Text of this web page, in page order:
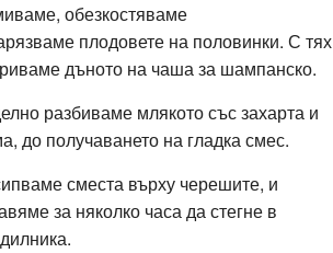
обезкостяваме
плодовете на половинки. С тях
дъното на чаша за шампанско.
разбиваме млякото със захарта и
до получаването на гладка смес.
сместа върху черешите, и
за няколко часа да стегне в